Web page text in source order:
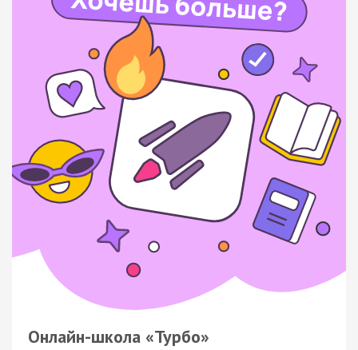
Онлайн-школа «Турбо»